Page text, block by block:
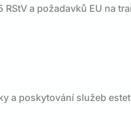
a požadavků EU na
a poskytování služeb